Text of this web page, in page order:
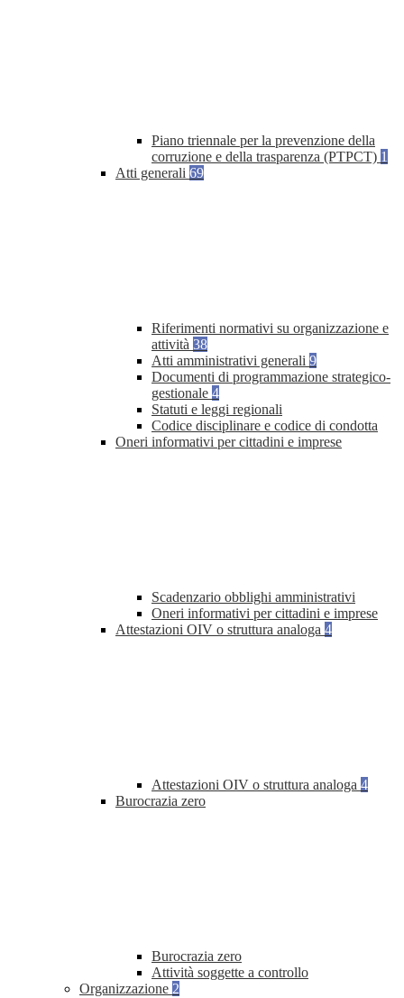
Piano triennale per la prevenzione della
corruzione e della trasparenza (PTPCT) 1
Atti generali 69
Riferimenti normativi su organizzazione e
attività 38
Atti amministrativi generali 9
Documenti di programmazione strategico-
gestionale 4
Statuti e leggi regionali
Codice disciplinare e codice di condotta
Oneri informativi per cittadini e imprese
Scadenzario obblighi amministrativi
Oneri informativi per cittadini e imprese
Attestazioni OIV o struttura analoga 4
Attestazioni OIV o struttura analoga 4
Burocrazia zero
Burocrazia zero
Attività soggette a controllo
Organizzazione 2